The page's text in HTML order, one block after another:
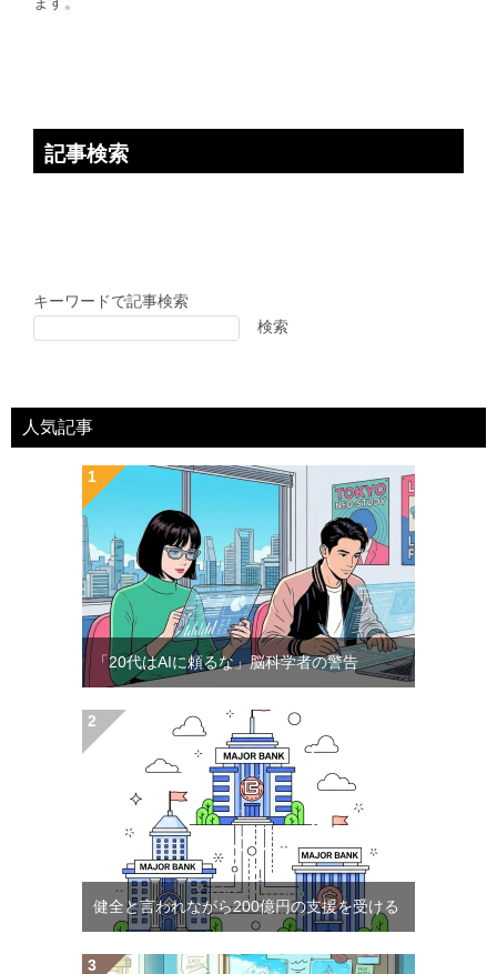
記事検索
キーワードで記事検索
検索
人気記事
「20代はAIに頼るな」脳科学者の警告
健全と言われながら200億円の支援を受ける